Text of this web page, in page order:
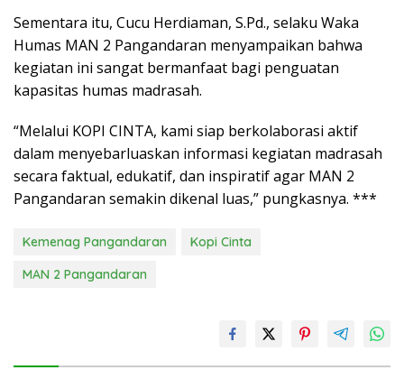
Sementara itu, Cucu Herdiaman, S.Pd., selaku Waka
Humas MAN 2 Pangandaran menyampaikan bahwa
kegiatan ini sangat bermanfaat bagi penguatan
kapasitas humas madrasah.
“Melalui KOPI CINTA, kami siap berkolaborasi aktif
dalam menyebarluaskan informasi kegiatan madrasah
secara faktual, edukatif, dan inspiratif agar MAN 2
Pangandaran semakin dikenal luas,” pungkasnya. ***
Kemenag Pangandaran
Kopi Cinta
MAN 2 Pangandaran